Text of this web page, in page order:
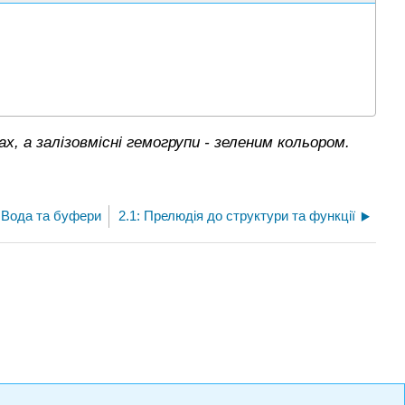
а залізовмісні гемогрупи - зеленим кольором.
та буфери 2.1: Прелюдія до структури та функції